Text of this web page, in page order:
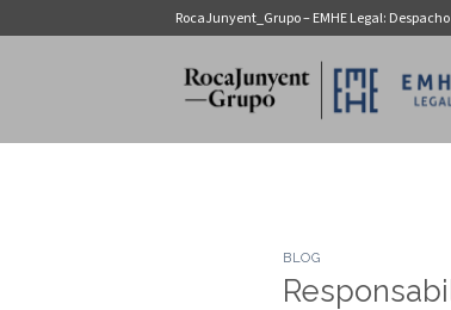
al
RocaJunyent_Grupo – EMHE Legal:
BLOG